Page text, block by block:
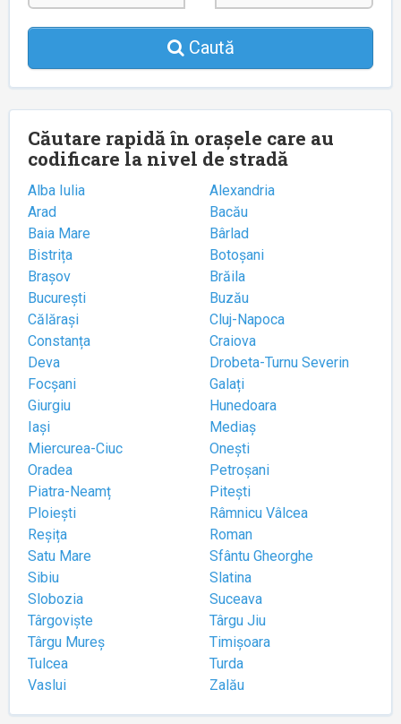
Caută
Căutare rapidă în orașele care au
codificare la nivel de stradă
Alba Iulia
Alexandria
Arad
Bacău
Baia Mare
Bârlad
Bistrița
Botoșani
Brașov
Brăila
București
Buzău
Călărași
Cluj-Napoca
Constanța
Craiova
Deva
Drobeta-Turnu Severin
Focșani
Galați
Giurgiu
Hunedoara
Iași
Mediaș
Miercurea-Ciuc
Onești
Oradea
Petroșani
Piatra-Neamț
Pitești
Ploiești
Râmnicu Vâlcea
Reșița
Roman
Satu Mare
Sfântu Gheorghe
Sibiu
Slatina
Slobozia
Suceava
Târgoviște
Târgu Jiu
Târgu Mureș
Timișoara
Tulcea
Turda
Vaslui
Zalău